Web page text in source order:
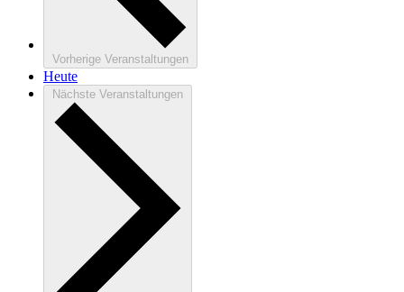
Vorherige Veranstaltungen
Heute
Nächste Veranstaltungen